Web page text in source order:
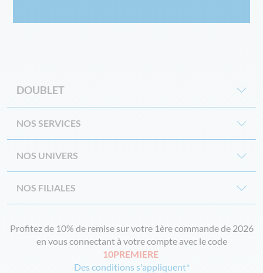
DOUBLET
NOS SERVICES
NOS UNIVERS
NOS FILIALES
Profitez de 10% de remise sur votre 1ère commande de 2026
en vous connectant à votre compte avec le code
10PREMIERE
Des conditions s'appliquent*